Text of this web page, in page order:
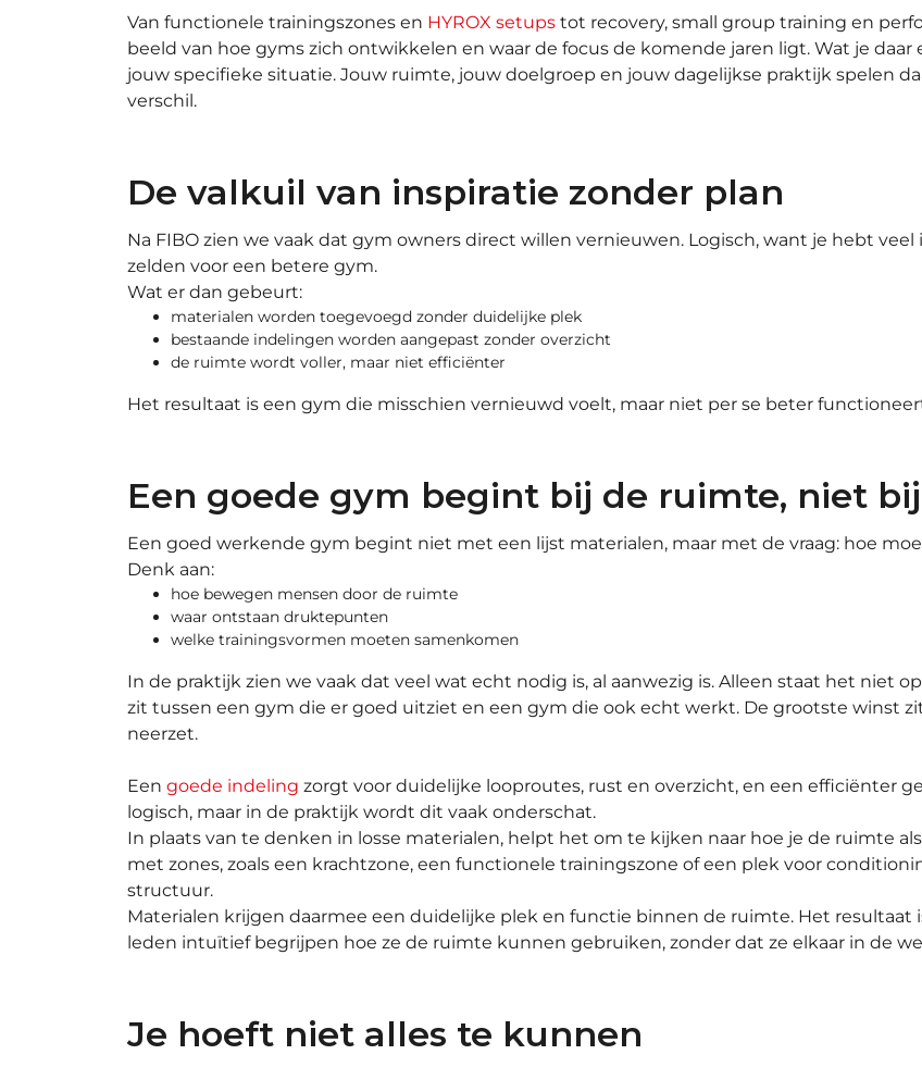
Van functionele trainingszones en HYROX setups tot recovery, small group training en
beeld van hoe gyms zich ontwikkelen en waar de focus de komende jaren ligt. Wat je
jouw specifieke situatie. Jouw ruimte, jouw doelgroep en jouw dagelijkse praktijk spelen
verschil.
De valkuil van inspiratie zonder plan
Na FIBO zien we vaak dat gym owners direct willen vernieuwen. Logisch, want je hebt
zelden voor een betere gym.
Wat er dan gebeurt:
materialen worden toegevoegd zonder duidelijke plek
bestaande indelingen worden aangepast zonder overzicht
de ruimte wordt voller, maar niet efficiënter
Het resultaat is een gym die misschien vernieuwd voelt, maar niet per se beter
Een goede gym begint bij de ruimte, niet
Een goed werkende gym begint niet met een lijst materialen, maar met de vraag: hoe
Denk aan:
hoe bewegen mensen door de ruimte
waar ontstaan druktepunten
welke trainingsvormen moeten samenkomen
In de praktijk zien we vaak dat veel wat echt nodig is, al aanwezig is. Alleen staat het niet
zit tussen een gym die er goed uitziet en een gym die ook echt werkt. De grootste winst
neerzet.
Een goede indeling zorgt voor duidelijke looproutes, rust en overzicht, en een efficiënter
logisch, maar in de praktijk wordt dit vaak onderschat.
In plaats van te denken in losse materialen, helpt het om te kijken naar hoe je de ruimte
met zones, zoals een krachtzone, een functionele trainingszone of een plek voor
structuur.
Materialen krijgen daarmee een duidelijke plek en functie binnen de ruimte. Het resultaat
leden intuïtief begrijpen hoe ze de ruimte kunnen gebruiken, zonder dat ze elkaar in de
Je hoeft niet alles te kunnen